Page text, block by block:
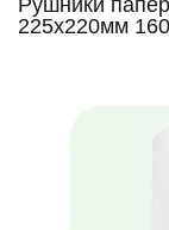
Рушники
225х220мм